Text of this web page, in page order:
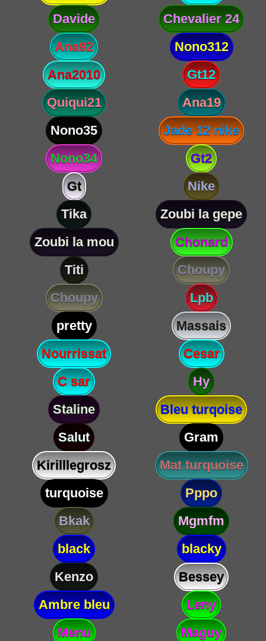
Davide
Chevalier 24
Ana92
Nono312
Ana2010
Gt12
Quiqui21
Ana19
Nono35
Jade 12 nike
Nono34
Gt2
Gt
Nike
Tika
Zoubi la gepe
Zoubi la mou
Chonard
Titi
Choupy
Choupy
Lpb
pretty
Massais
Nourrissat
Cesar
C sar
Hy
Staline
Bleu turqoise
Salut
Gram
Kirilllegrosz
Mat turquoise
turquoise
Pppo
Bkak
Mgmfm
black
blacky
Kenzo
Bessey
Ambre bleu
Leny
Menu
Maguy